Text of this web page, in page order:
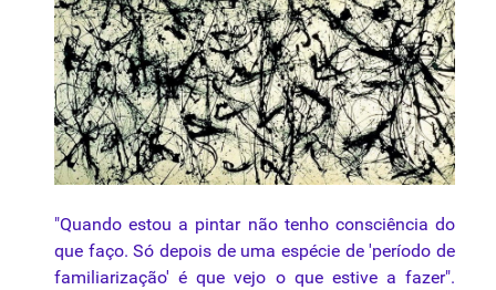
"Quando estou a pintar não tenho consciência do
que faço. Só depois de uma espécie de 'período de
familiarização' é que vejo o que estive a fazer".